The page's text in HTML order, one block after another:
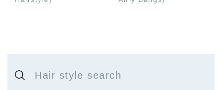
Hair style search